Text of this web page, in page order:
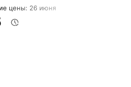
цены: 26 июня